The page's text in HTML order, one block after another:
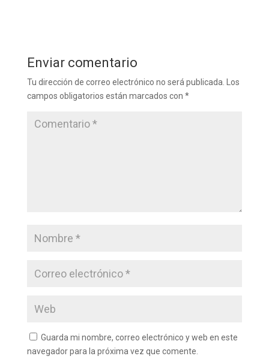
Enviar comentario
Tu dirección de correo electrónico no será publicada.
Los
campos obligatorios están marcados con *
Guarda mi nombre, correo electrónico y web en este
navegador para la próxima vez que comente.